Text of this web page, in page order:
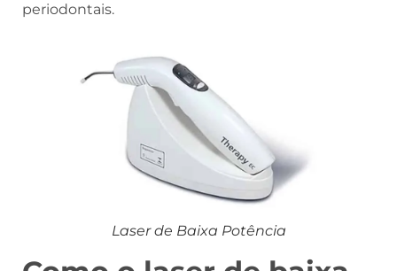
periodontais.
Laser de Baixa Potência